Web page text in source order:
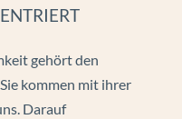
gehört den
kommen mit ihrer
Darauf